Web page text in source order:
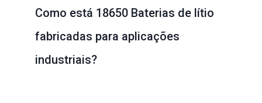
Como está 18650 Baterias de lítio
fabricadas para aplicações
industriais?